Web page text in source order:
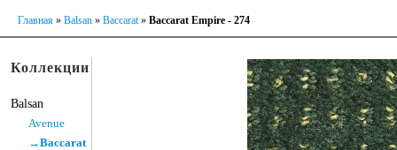
Главная » Balsan » Baccarat» Baccarat Empire - 274
Коллекции
Balsan
Avenue
→Baccarat